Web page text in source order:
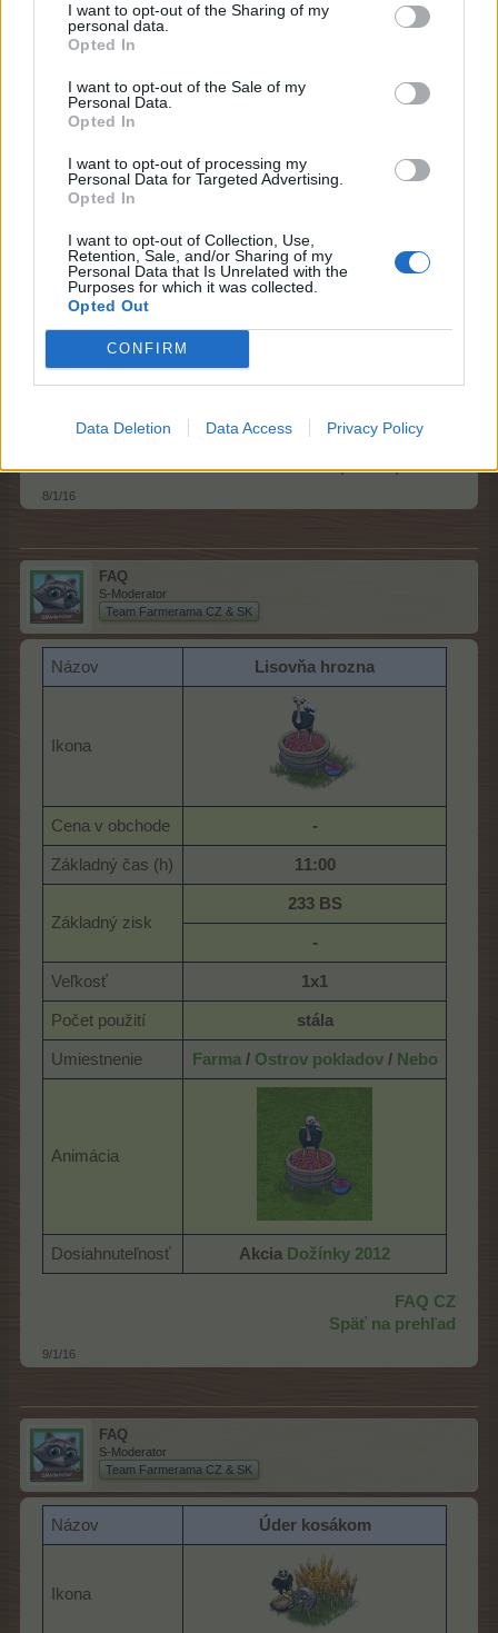
I want to opt-out of the Sharing of my
personal data.
Opted In
I want to opt-out of the Sale of my
Personal Data.
Opted In
I want to opt-out of processing my
Personal Data for Targeted Advertising.
Opted In
I want to opt-out of Collection, Use,
Retention, Sale, and/or Sharing of my
Personal Data that Is Unrelated with the
Purposes for which it was collected.
Opted Out
CONFIRM
Data Deletion Data Access Privacy Policy
Základný zisk
800 TBS
Veľkosť
Počet použití
Umiestnenie Bahamarama
Animácia
Dosiahnuteľnosť
Prodej nové dekorace pro
Späť na prehľad
8/1/16
FAQ
S-Moderator
Team Farmerama CZ & SK
Názov Lisovňa hrozna
Ikona
Cena v obchode -
Základný čas (h) 11:00
Základný zisk
233 BS
-
Veľkosť 1x1
Počet použití stála
Umiestnenie Farma/ Ostrov pokladov/ Nebo
Animácia
Dosiahnuteľnosť Akcia Dožínky 2012
FAQ CZ
Späť na prehľad
9/1/16
FAQ
S-Moderator
Team Farmerama CZ & SK
Názov Úder kosákom
Ikona